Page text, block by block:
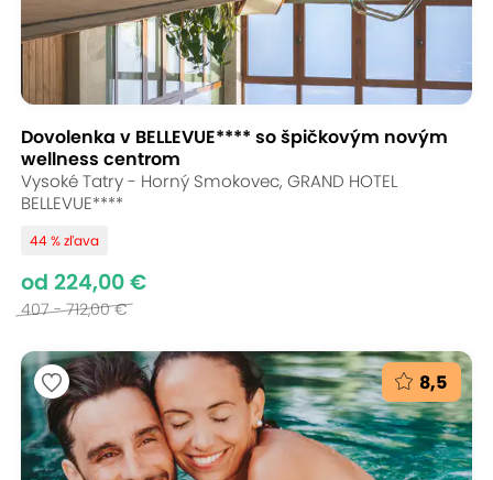
Dovolenka v BELLEVUE**** so špičkovým novým
wellness centrom
Vysoké Tatry - Horný Smokovec, GRAND HOTEL
BELLEVUE****
44 % zľava
od 224,00 €
407 - 712,00 €
8,5